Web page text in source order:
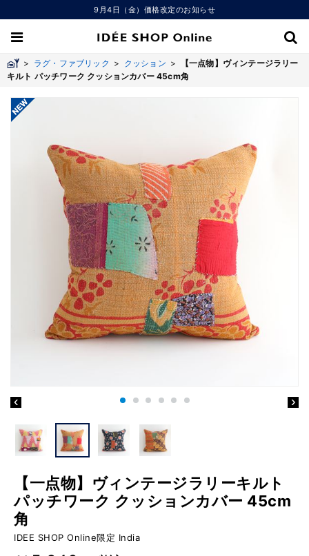
9月4日（金）価格改定のお知らせ
> ラグ・ファブリック > クッション >
【一点物】ヴィンテージラリー
キルト パッチワーク クッションカバー 45cm角
【一点物】ヴィンテージラリーキルト
パッチワーク クッションカバー 45cm
角
IDEE SHOP Online限定 India